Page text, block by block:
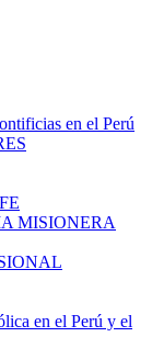
en el Perú
MISIONERA
en el Perú y el